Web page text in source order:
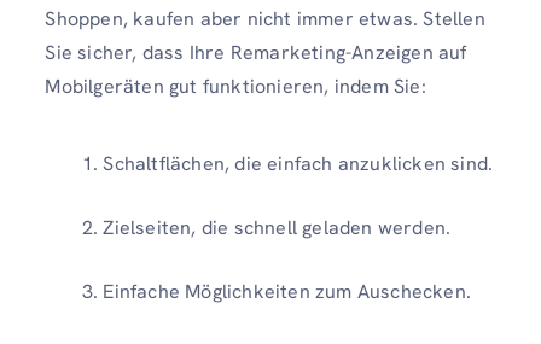
Shoppen, kaufen aber nicht immer etwas. Stellen
Sie sicher, dass Ihre Remarketing-Anzeigen auf
Mobilgeräten gut funktionieren, indem Sie:
Schaltflächen, die einfach anzuklicken sind.
Zielseiten, die schnell geladen werden.
Einfache Möglichkeiten zum Auschecken.